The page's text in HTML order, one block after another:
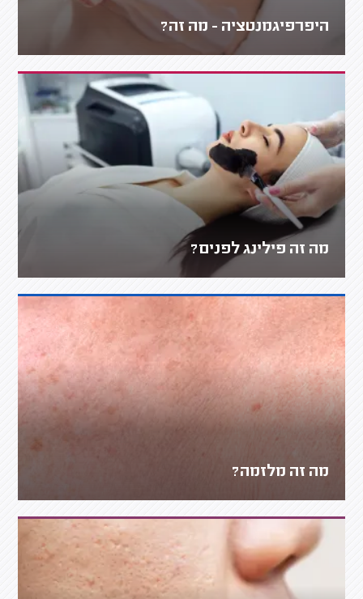
היפרפיגמנטציה - מה זה?
מה זה פילינג לפנים?
מה זה מלזמה?